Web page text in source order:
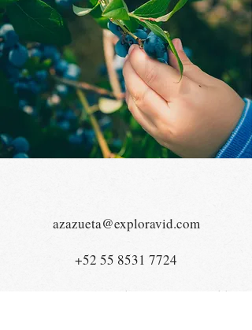
azazueta@exploravid.com
+52 55 8531 7724
Temístocles 34, PH502, Polanco, 11550,